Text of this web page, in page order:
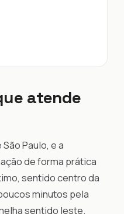
atende
Paulo, e a
de forma prática
sentido centro da
minutos pela
sentido leste.